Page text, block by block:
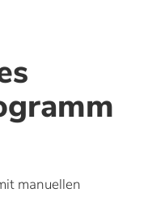
manuellen